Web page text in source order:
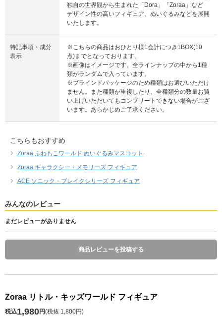
独自の世界観から生まれた「Dora」「Zoraa」など
デザイン性の高いフィギュア、ぬいぐるみなどを展開
いたします。
特記事項・成分
表示
※こちらの商品はおひとり様1会計につき1BOX(10
点)までとなっております。
※画像はイメージです。全ラインナップの中から1種
類がランダムで入っています。
※ブラインドパッケージのため種類はお選びいただけ
ません。また種類が重複したり、全種類分の数量お買
い上げいただいてもコンプリートできない場合がござ
います。あらかじめご了承ください。
こちらもおすすめ
Zoraa ふわもこワールド ぬいぐるみマスコット
Zoraa ギャラクシー・メモリーズ フィギュア
ACE ソニック・ブレイクシリーズ フィギュア
みんなのレビュー
まだレビューがありません
商品レビューを投稿する
Zoraa リトル・キッズワールド フィギュア
税込1,980円(税抜 1,800円)